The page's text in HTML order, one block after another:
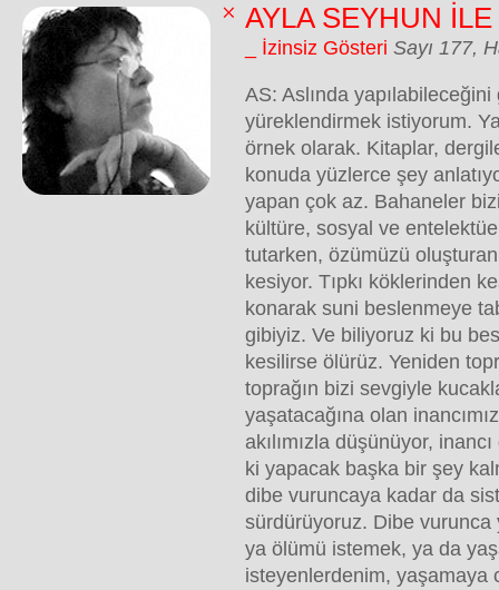
AYLA SEYHUN
_ İzinsiz Gösteri Sayı 177,
AS: Aslında
yüreklendirmek istiyorum.
örnek olarak. Kitaplar,
konuda yüzlerce şey
yapan çok az. Bahaneler
kültüre, sosyal ve
tutarken, özümüzü oluşturan
kesiyor. Tıpkı köklerinden
konarak suni beslenmeye
gibiyiz. Ve biliyoruz ki bu
kesilirse ölürüz. Yeniden
toprağın bizi sevgiyle
yaşatacağına olan
akılımızla düşünüyor,
ki yapacak başka bir şey
dibe vuruncaya kadar da
sürdürüyoruz. Dibe vurunca
ya ölümü istemek, ya da
isteyenlerdenim, yaşamaya